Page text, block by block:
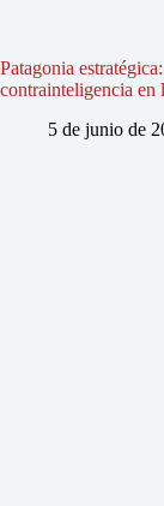
Patagonia
contrainteligencia en
5 de junio de